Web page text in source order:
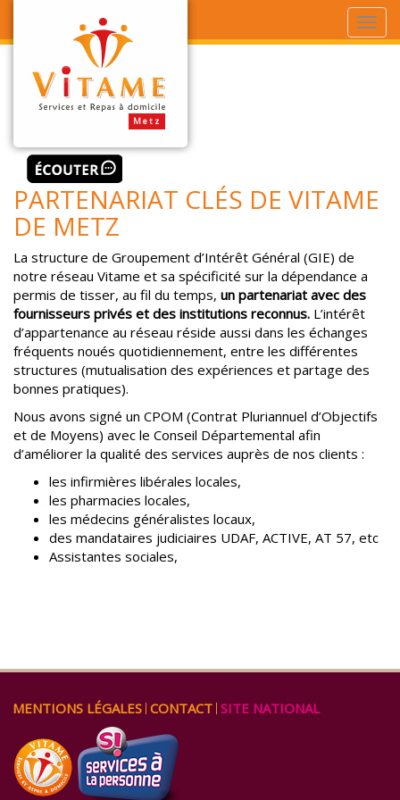
PARTENARIAT CLÉS DE VITAME
DE METZ
La structure de Groupement d’Intérêt Général (GIE) de
notre réseau Vitame et sa spécificité sur la dépendance a
permis de tisser, au fil du temps, un partenariat avec des
fournisseurs privés et des institutions reconnus. L’intérêt
d’appartenance au réseau réside aussi dans les échanges
fréquents noués quotidiennement, entre les différentes
structures (mutualisation des expériences et partage des
bonnes pratiques).
Nous avons signé un CPOM (Contrat Pluriannuel d’Objectifs
et de Moyens) avec le Conseil Départemental afin
d’améliorer la qualité des services auprès de nos clients :
les infirmières libérales locales,
les pharmacies locales,
les médecins généralistes locaux,
des mandataires judiciaires UDAF, ACTIVE, AT 57, etc
Assistantes sociales,
ALLER
CONTENU
MENTIONS LÉGALES CONTACT SITE NATIONAL